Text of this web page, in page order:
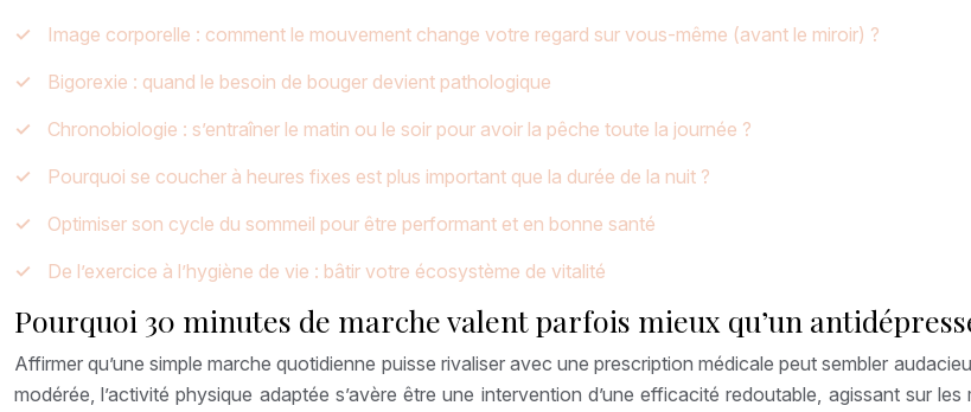
Image corporelle : comment le mouvement change votre regard sur vous-même (avant le miroir) ?
Bigorexie : quand le besoin de bouger devient pathologique
Chronobiologie : s’entraîner le matin ou le soir pour avoir la pêche toute la journée ?
Pourquoi se coucher à heures fixes est plus important que la durée de la nuit ?
Optimiser son cycle du sommeil pour être performant et en bonne santé
De l’exercice à l’hygiène de vie : bâtir votre écosystème de vitalité
Pourquoi 30 minutes de marche valent parfois mieux qu’un
Affirmer qu’une simple marche quotidienne puisse rivaliser avec une prescription médicale peut sembler
modérée, l’activité physique adaptée s’avère être une intervention d’une efficacité redoutable, agissant sur